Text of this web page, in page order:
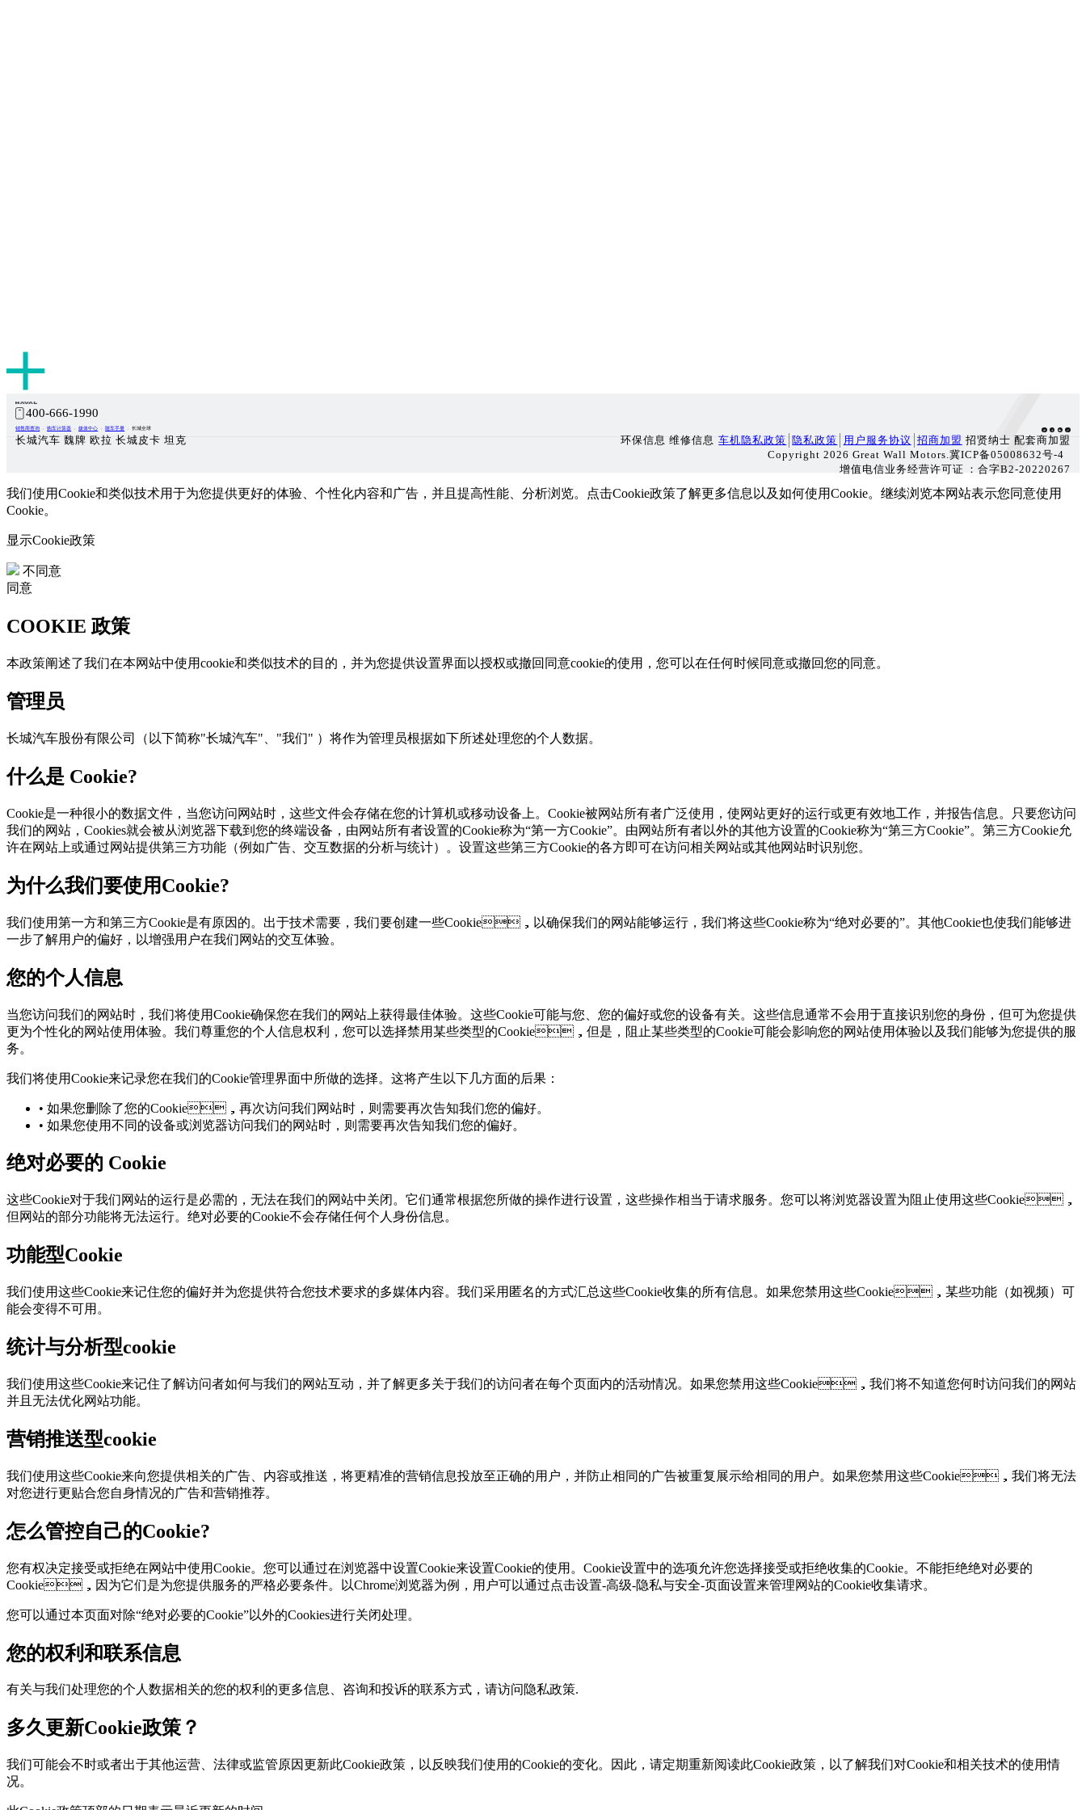
销售商查询
400-666-1990
销售商查询 购车计算器 媒体中心 随车手册 长城全球
长城汽车 魏牌 欧拉 长城皮卡 坦克 环保信息 维修信息 车机隐私政策 隐私政策 用户服务协议 招商加盟 招贤纳士 配套商加盟
Copyright 2026 Great Wall Motors.冀ICP备05008632号-4
增值电信业务经营许可证：合字B2-20220267
我们使用Cookie和类似技术用于为您提供更好的体验、个性化内容和广告，并且提高性能、分析浏览。点击Cookie政策了解更多信息以及如何使用Cookie。继续浏览本网站表示您同意使用
Cookie。
显示Cookie政策
不同意
同意
COOKIE 政策
本政策阐述了我们在本网站中使用cookie和类似技术的目的，并为您提供设置界面以授权或撤回同意cookie的使用，您可以在任何时候同意或撤回您的同意。
管理员
长城汽车股份有限公司（以下简称"长城汽车"、"我们" ）将作为管理员根据如下所述处理您的个人数据。
什么是 Cookie?
Cookie是一种很小的数据文件，当您访问网站时，这些文件会存储在您的计算机或移动设备上。Cookie被网站所有者广泛使用，使网站更好的运行或更有效地工作，并报告信息。只要您访问
我们的网站，Cookies就会被从浏览器下载到您的终端设备，由网站所有者设置的Cookie称为“第一方Cookie”。由网站所有者以外的其他方设置的Cookie称为“第三方Cookie”。第三方Cookie允
许在网站上或通过网站提供第三方功能（例如广告、交互数据的分析与统计）。设置这些第三方Cookie的各方即可在访问相关网站或其他网站时识别您。
为什么我们要使用Cookie?
我们使用第一方和第三方Cookie是有原因的。出于技术需要，我们要创建一些Cookie，以确保我们的网站能够运行，我们将这些Cookie称为“绝对必要的”。其他Cookie也使我们能够进
一步了解用户的偏好，以增强用户在我们网站的交互体验。
您的个人信息
当您访问我们的网站时，我们将使用Cookie确保您在我们的网站上获得最佳体验。这些Cookie可能与您、您的偏好或您的设备有关。这些信息通常不会用于直接识别您的身份，但可为您提供
更为个性化的网站使用体验。我们尊重您的个人信息权利，您可以选择禁用某些类型的Cookie，但是，阻止某些类型的Cookie可能会影响您的网站使用体验以及我们能够为您提供的服
务。
我们将使用Cookie来记录您在我们的Cookie管理界面中所做的选择。这将产生以下几方面的后果：
• 如果您删除了您的Cookie，再次访问我们网站时，则需要再次告知我们您的偏好。
• 如果您使用不同的设备或浏览器访问我们的网站时，则需要再次告知我们您的偏好。
绝对必要的 Cookie
这些Cookie对于我们网站的运行是必需的，无法在我们的网站中关闭。它们通常根据您所做的操作进行设置，这些操作相当于请求服务。您可以将浏览器设置为阻止使用这些Cookie，
但网站的部分功能将无法运行。绝对必要的Cookie不会存储任何个人身份信息。
功能型Cookie
我们使用这些Cookie来记住您的偏好并为您提供符合您技术要求的多媒体内容。我们采用匿名的方式汇总这些Cookie收集的所有信息。如果您禁用这些Cookie，某些功能（如视频）可
能会变得不可用。
统计与分析型cookie
我们使用这些Cookie来记住了解访问者如何与我们的网站互动，并了解更多关于我们的访问者在每个页面内的活动情况。如果您禁用这些Cookie，我们将不知道您何时访问我们的网站
并且无法优化网站功能。
营销推送型cookie
我们使用这些Cookie来向您提供相关的广告、内容或推送，将更精准的营销信息投放至正确的用户，并防止相同的广告被重复展示给相同的用户。如果您禁用这些Cookie，我们将无法
对您进行更贴合您自身情况的广告和营销推荐。
怎么管控自己的Cookie?
您有权决定接受或拒绝在网站中使用Cookie。您可以通过在浏览器中设置Cookie来设置Cookie的使用。Cookie设置中的选项允许您选择接受或拒绝收集的Cookie。不能拒绝绝对必要的
Cookie，因为它们是为您提供服务的严格必要条件。以Chrome浏览器为例，用户可以通过点击设置-高级-隐私与安全-页面设置来管理网站的Cookie收集请求。
您可以通过本页面对除“绝对必要的Cookie”以外的Cookies进行关闭处理。
您的权利和联系信息
有关与我们处理您的个人数据相关的您的权利的更多信息、咨询和投诉的联系方式，请访问隐私政策.
多久更新Cookie政策？
我们可能会不时或者出于其他运营、法律或监管原因更新此Cookie政策，以反映我们使用的Cookie的变化。因此，请定期重新阅读此Cookie政策，以了解我们对Cookie和相关技术的使用情
况。